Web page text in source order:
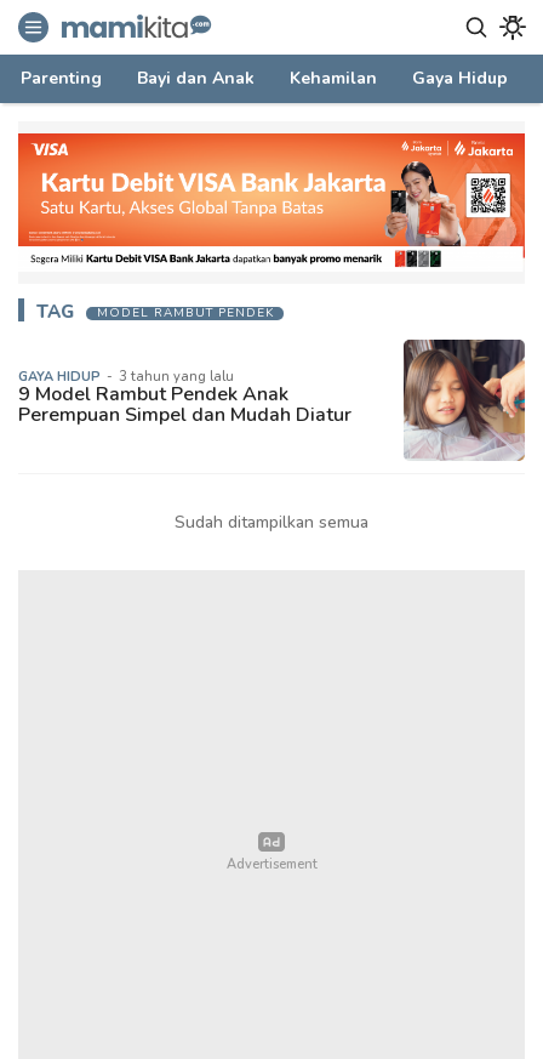
mamikita.com
Informasi Parenting untuk Mami Milenial
Parenting Bayi dan Anak Kehamilan Gaya Hidup
TAG MODEL RAMBUT PENDEK
GAYA HIDUP - 3 tahun yang lalu
9 Model Rambut Pendek Anak
Perempuan Simpel dan Mudah Diatur
Sudah ditampilkan semua